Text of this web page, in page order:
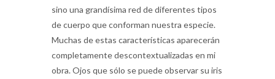
sino una grandísima red de diferentes tipos
de cuerpo que conforman nuestra especie.
Muchas de estas características aparecerán
completamente descontextualizadas en mi
obra. Ojos que sólo se puede observar su iris